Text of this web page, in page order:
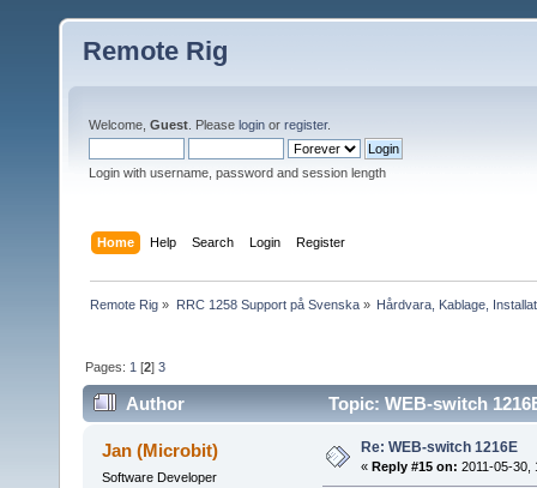
Remote Rig
Welcome, Guest . Please login or register.
Login with username, password and session length
Home Help Search Login Register
Remote Rig » RRC 1258 Support på Svenska» Hårdvara, Kablage,
Pages: 1 [2]3
Author Topic: WEB-switch
Jan (Microbit)
Software Developer
Re: WEB-switch 1216E
« Reply #15 on: 2011-05-30,